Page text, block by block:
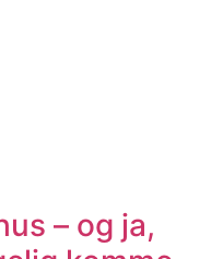
– og ja,